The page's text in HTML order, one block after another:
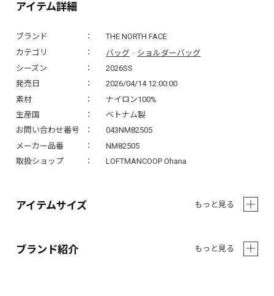
アイテム詳細
ブランド
THE NORTH FACE
カテゴリ
バッグ > ショルダーバッグ
シーズン
2026SS
発売日
2026/04/14 12:00:00
素材
ナイロン100%
生産国
ベトナム製
お問い合わせ番号
043NM82505
メーカー品番
NM82505
取扱ショップ
LOFTMANCOOP Ohana
アイテムサイズ もっと見る
ブランド紹介 もっと見る